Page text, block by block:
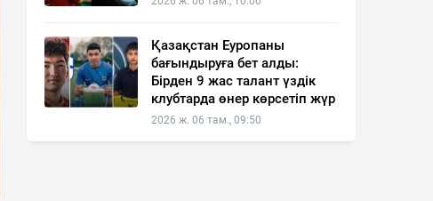
Қазақстан Еуропаны
бағындыруға бет алды:
Бірден 9 жас талант үздік
клубтарда өнер көрсетіп жүр
2026 ж. 06 там., 09:50